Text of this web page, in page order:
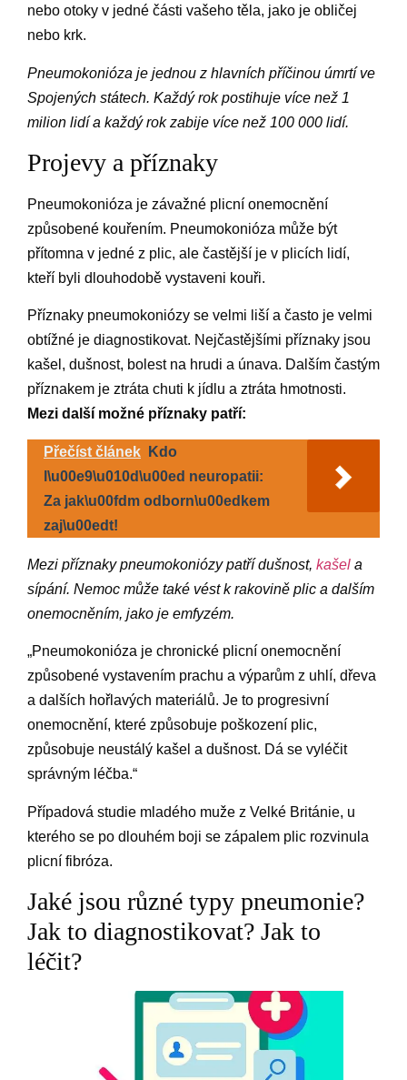
nebo otoky v jedné části vašeho těla, jako je obličej
nebo krk.
Pneumokonióza je jednou z hlavních příčinou úmrtí ve
Spojených státech. Každý rok postihuje více než 1
milion lidí a každý rok zabije více než 100 000 lidí.
Projevy a příznaky
Pneumokonióza je závažné plicní onemocnění
způsobené kouřením. Pneumokonióza může být
přítomna v jedné z plic, ale častější je v plicích lidí,
kteří byli dlouhodobě vystaveni kouři.
Příznaky pneumokoniózy se velmi liší a často je velmi
obtížné je diagnostikovat. Nejčastějšími příznaky jsou
kašel, dušnost, bolest na hrudi a únava. Dalším častým
příznakem je ztráta chuti k jídlu a ztráta hmotnosti.
Mezi další možné příznaky patří:
Přečíst článek
Kdo
l\u00e9\u010d\u00ed neuropatii:
Za jak\u00fdm odborn\u00edkem
zaj\u00edt!
Mezi příznaky pneumokoniózy patří dušnost, kašel a
sípání. Nemoc může také vést k rakovině plic a dalším
onemocněním, jako je emfyzém.
„Pneumokonióza je chronické plicní onemocnění
způsobené vystavením prachu a výparům z uhlí, dřeva
a dalších hořlavých materiálů. Je to progresivní
onemocnění, které způsobuje poškození plic,
způsobuje neustálý kašel a dušnost. Dá se vyléčit
správným léčba.“
Případová studie mladého muže z Velké Británie, u
kterého se po dlouhém boji se zápalem plic rozvinula
plicní fibróza.
Jaké jsou různé typy pneumonie?
Jak to diagnostikovat? Jak to
léčit?